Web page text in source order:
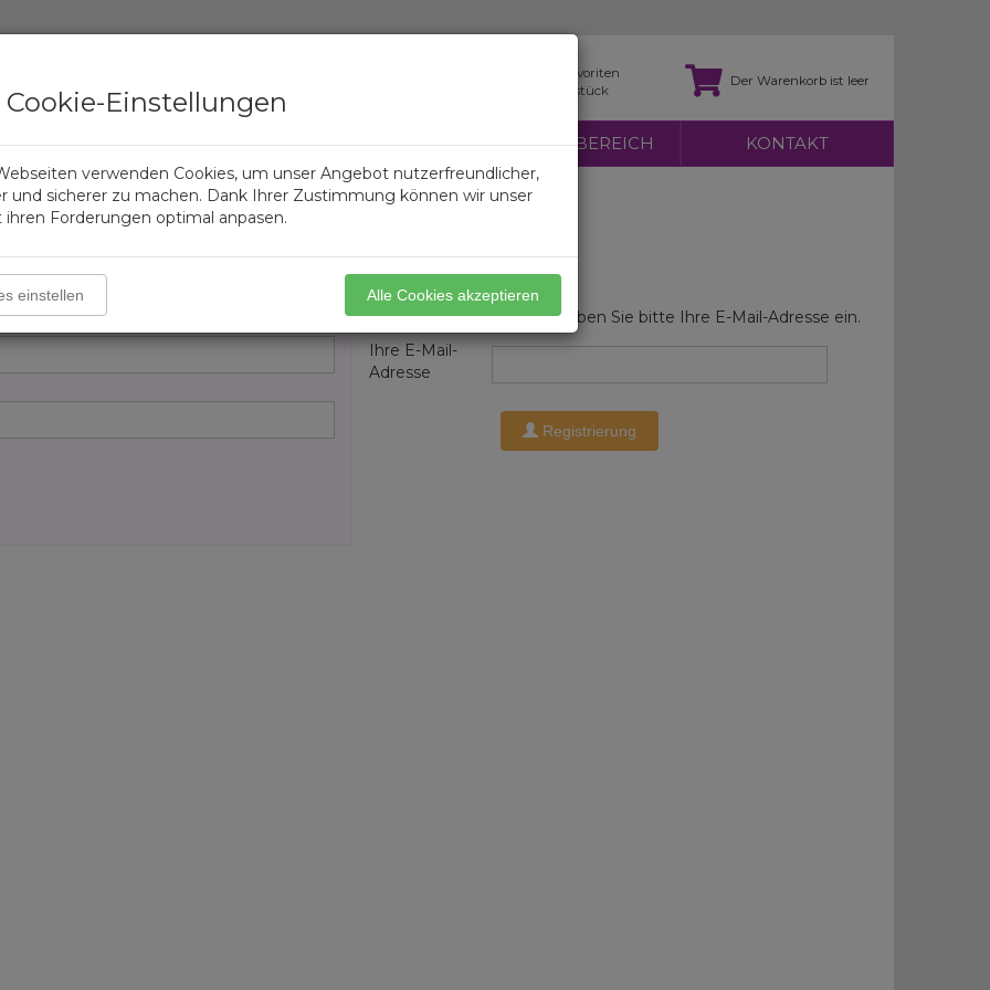
Cookie-Einstellungen
verwenden Cookies, um unser Angebot nutzerfreundlicher,
und sicherer zu machen. Dank Ihrer Zustimmung können wir unser
Forderungen optimal anpasen.
einstellen Alle Cookies akzeptieren
Favoriten
0 stück
Der Warenkorb ist leer
ETUIS REINIGUNGSPRODUKTE KUNDENBEREICH KONTAKT
Kontoerstellung
Für die Kontoerstellung geben Sie bitte Ihre E-Mail-Adresse ein.
Ihre E-Mail-
Adresse
Registrierung